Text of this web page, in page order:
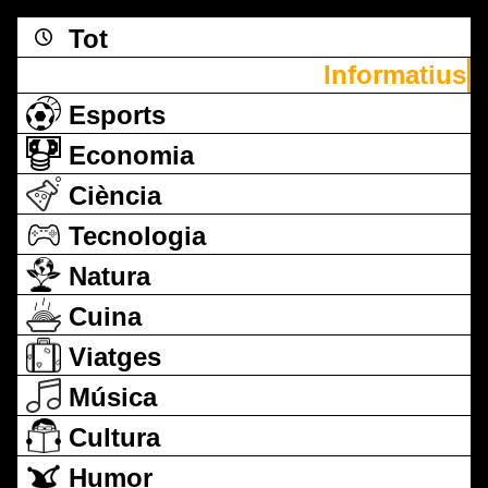
Tot
Informatius
Esports
Economia
Ciència
Tecnologia
Natura
Cuina
Viatges
Música
Cultura
Humor